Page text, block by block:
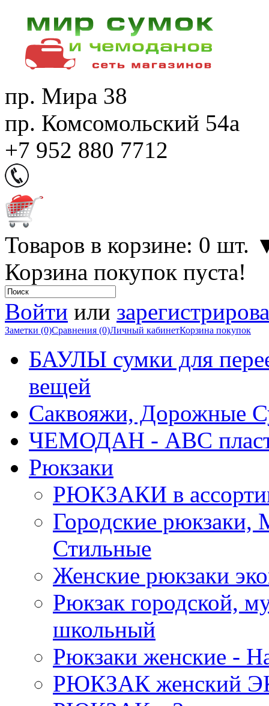
пр. Мира 38
пр. Комсомольский 54а
+7 952 880 7712
Товаров в корзине: 0 шт.
Корзина покупок пуста!
Войти или
Заметки (0)Сравнения (0)Личный кабинетКорзина покупок
БАУЛЫ сумки для
вещей
Саквояжи, Дорожные
ЧЕМОДАН - АВС
Рюкзаки
РЮКЗАКИ в
Городские
Стильные
Женские рюкзаки
Рюкзак городской,
школьный
Рюкзаки женские -
РЮКЗАК женский